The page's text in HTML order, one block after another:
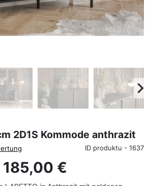
2D1S Kommode anthrazit
ID produktu - 1637
185,00 €